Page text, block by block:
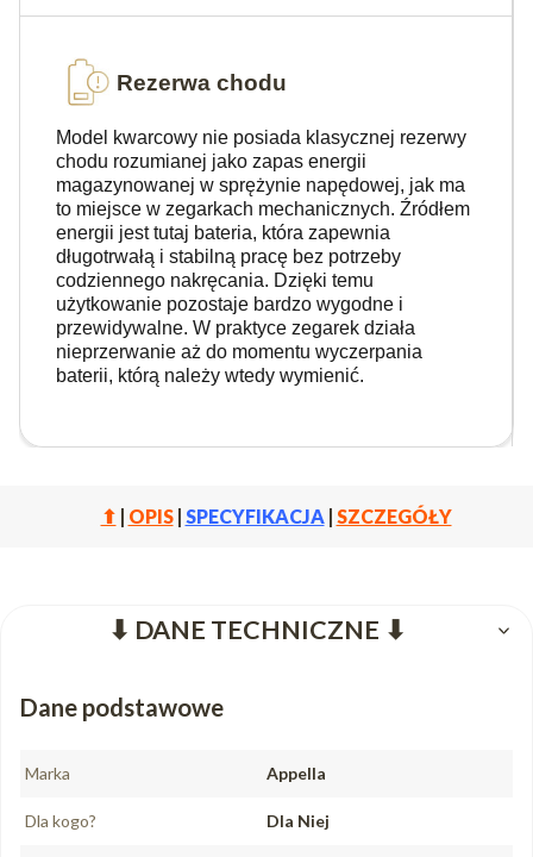
Rezerwa chodu
Model kwarcowy nie posiada klasycznej rezerwy
chodu rozumianej jako zapas energii
magazynowanej w sprężynie napędowej, jak ma
to miejsce w zegarkach mechanicznych. Źródłem
energii jest tutaj bateria, która zapewnia
długotrwałą i stabilną pracę bez potrzeby
codziennego nakręcania. Dzięki temu
użytkowanie pozostaje bardzo wygodne i
przewidywalne. W praktyce zegarek działa
nieprzerwanie aż do momentu wyczerpania
baterii, którą należy wtedy wymienić.
⬆ OPIS| SPECYFIKACJA| SZCZEGÓŁY
⬇ DANE TECHNICZNE ⬇
Dane podstawowe
Marka Appella
Dla kogo? Dla Niej